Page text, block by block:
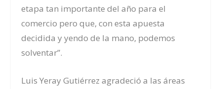
etapa tan importante del año para el
comercio pero que, con esta apuesta
decidida y yendo de la mano, podemos
solventar”.
Luis Yeray Gutiérrez agradeció a las áreas